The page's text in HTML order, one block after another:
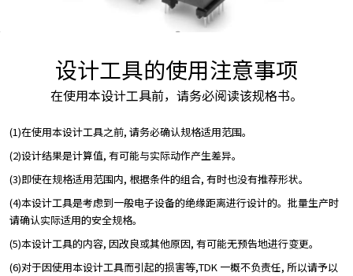
设计工具的使用注意事项
在使用本设计工具前，请务必阅读该规格书。
(1)在使用本设计工具之前, 请务必确认规格适用范围。
(2)设计结果是计算值, 有可能与实际动作产生差异。
(3)即使在规格适用范围内, 根据条件的组合, 有时也没有推荐形状。
(4)本设计工具是考虑到一般电子设备的绝缘距离进行设计的。批量生产时
请确认实际适用的安全规格。
(5)本设计工具的内容, 因改良或其他原因, 有可能无预告地进行变更。
(6)对于因使用本设计工具而引起的损害等,TDK 一概不负责任, 所以请予以